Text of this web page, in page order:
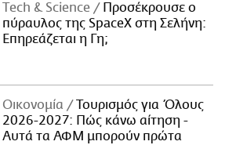
Τech & Science
Προσέκρουσε ο
πύραυλος της SpaceX στη Σελήνη:
Επηρεάζεται η Γη;
Οικονομία
Τουρισμός για Όλους
2026-2027: Πώς κάνω αίτηση -
Αυτά τα ΑΦΜ μπορούν πρώτα